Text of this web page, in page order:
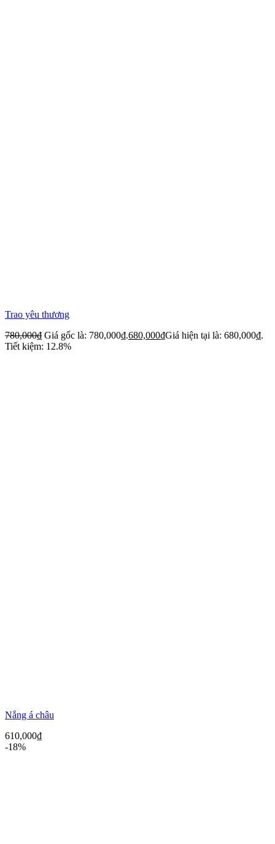
Trao yêu thương
780,000₫ Giá gốc là: 780,000₫.680,000₫Giá hiện tại là: 680,000₫.
Tiết kiệm: 12.8%
Nắng á châu
610,000₫
-18%